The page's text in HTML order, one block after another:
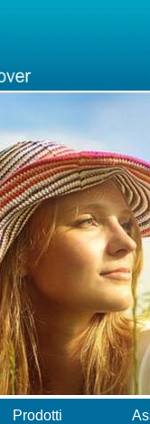
Prodotti